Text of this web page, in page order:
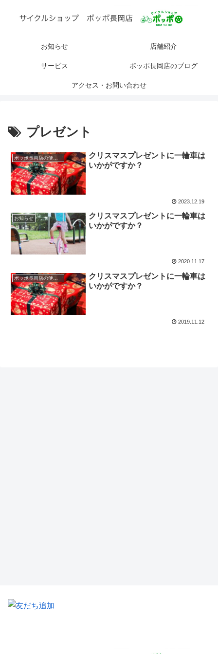
お知らせ 店舗紹介
サービス ポッポ長岡店のブログ
アクセス・お問い合わせ
プレゼント
ポッポ長岡店の便利な使い方
クリスマスプレゼントに一輪車は
いかがですか？
2023.12.19
お知らせ
クリスマスプレゼントに一輪車は
いかがですか？
2020.11.17
ポッポ長岡店の便利な使い方
クリスマスプレゼントに一輪車は
いかがですか？
2019.11.12